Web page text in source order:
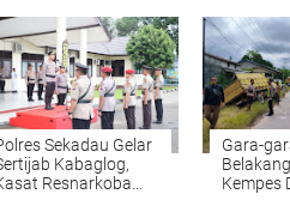
Sekadau Gelar
Kabaglog,
Resnarkoba
Gara-
Kempes